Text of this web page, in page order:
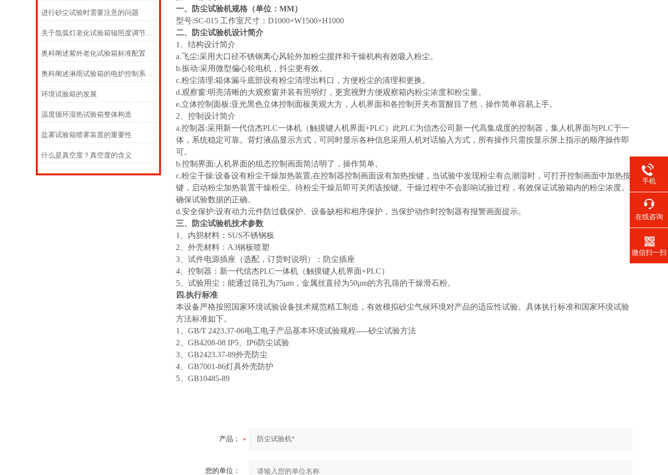
进行砂尘试验时需要注意的问题
关于氙弧灯老化试验箱辐照度调节有关问题
奥科阐述紫外老化试验箱标准配置
奥科阐述淋雨试验箱的电炉控制系统和保护系统
环境试验箱的发展
温度循环湿热试验箱整体构造
盐雾试验箱喷雾装置的重要性
什么是真空度？真空度的含义
一、防尘试验机规格（单位：MM）
型号:SC-015 工作室尺寸：D1000×W1500×H1000
二、防尘试验机设计简介
1、结构设计简介
a.飞尘:采用大口径不锈钢离心风轮外加粉尘搅拌和干燥机构有效吸入粉尘。
b.振动:采用微型偏心轮电机，抖尘更有效。
c.粉尘清理:箱体漏斗底部设有粉尘清理出料口，方便粉尘的清理和更换。
d.观察窗:明亮清晰的大观察窗并装有照明灯，更宽视野方便观察箱内粉尘浓度和粉尘量。
e.立体控制面板:亚光黑色立体控制面板美观大方，人机界面和各控制开关布置醒目了然，操作简单容易上手。
2、控制设计简介
a.控制器:采用新一代信杰PLC一体机（触摸键人机界面+PLC）此PLC为信杰公司新一代高集成度的控制器，集人机界面与PLC于一
体，系统稳定可靠。背灯液晶显示方式，可同时显示各种信息采用人机对话输入方式，所有操作只需按显示屏上指示的顺序操作即
可。
b.控制界面:人机界面的组态控制画面简洁明了，操作简单。
c.粉尘干燥:设备设有粉尘干燥加热装置,在控制器控制画面设有加热按键，当试验中发现粉尘有点潮湿时，可打开控制画面中加热按
键，启动粉尘加热装置干燥粉尘。待粉尘干燥后即可关闭该按键。干燥过程中不会影响试验过程，有效保证试验箱内的粉尘浓度。
确保试验数据的正确。
d.安全保护:设有动力元件防过载保护、设备缺相和相序保护，当保护动作时控制器有报警画面提示。
三、
防尘试验机技术参数
1、内胆材料：SUS不锈钢板
2、外壳材料：A3钢板喷塑
3、试件电源插座（选配，订货时说明）：防尘插座
4、控制器：新一代信杰PLC一体机（触摸键人机界面+PLC）
5、试验用尘：能通过筛孔为75µm，金属丝直径为50µm的方孔筛的干燥滑石粉。
四.执行标准
本设备严格按照国家环境试验设备技术规范精工制造，有效模拟砂尘气候环境对产品的适应性试验。具体执行标准和国家环境试验
方法标准如下。
1、GB/T 2423.37-06电工电子产品基本环境试验规程-----砂尘试验方法
2、GB4208-08 IP5、IP6防尘试验
3、GB2423.37-89外壳防尘
4、GB7001-86灯具外壳防护
5、GB10485-89
产品：
您的单位：
手机
在线咨询
微信扫一扫